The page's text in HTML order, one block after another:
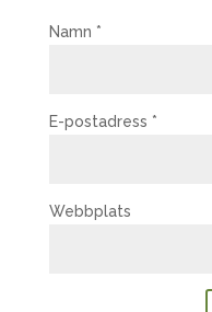
Namn *
E-postadress *
Webbplats